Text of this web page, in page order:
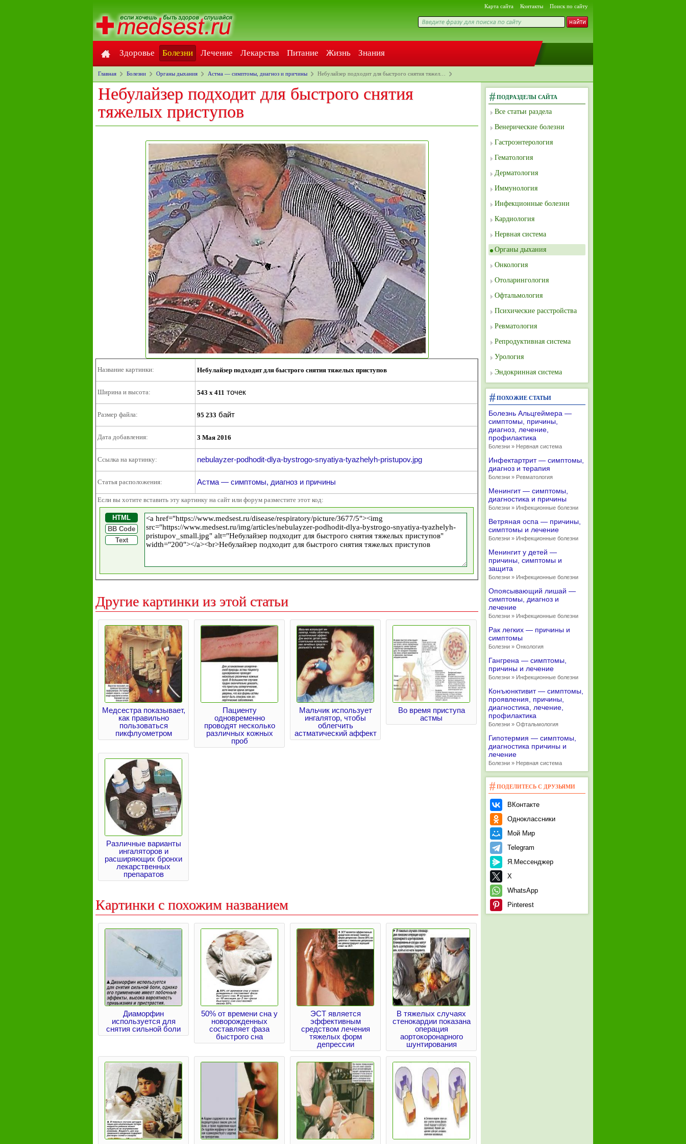
Карта сайта Контакты Поиск по сайту
Здоровье Болезни Лечение Лекарства Питание Жизнь Знания
Главная Болезни Органы дыхания Астма — симптомы, диагноз и причины Небулайзер подходит для быстрого снятия тяжел…
Небулайзер подходит для быстрого снятия
тяжелых приступов
Название картинки: Небулайзер подходит для быстрого снятия тяжелых приступов
Ширина и высота: 543 x 411 точек
Размер файла: 95 233 байт
Дата добавления: 3 Мая 2016
Ссылка на картинку: nebulayzer-podhodit-dlya-bystrogo-snyatiya-tyazhelyh-pristupov.jpg
Статья расположения: Астма — симптомы, диагноз и причины
Если вы хотите вставить эту картинку на сайт или форум разместите этот код:
HTML
BB Code
Text
Другие картинки из этой статьи
Медсестра показывает,
как правильно
пользоваться
пикфлуометром
Пациенту
одновременно
проводят несколько
различных кожных
проб
Мальчик использует
ингалятор, чтобы
облегчить
астматический аффект
Во время приступа
астмы
Различные варианты
ингаляторов и
расширяющих бронхи
лекарственных
препаратов
Картинки с похожим названием
Диаморфин
используется для
снятия сильной боли
50% от времени сна у
новорожденных
составляет фаза
быстрого сна
ЭСТ является
эффективным
средством лечения
тяжелых форм
депрессии
В тяжелых случаях
стенокардии показана
операция
аортокоронарного
шунтирования
ПОДРАЗДЕЛЫ САЙТА
Все статьи раздела
Венерические болезни
Гастроэнтерология
Гематология
Дерматология
Иммунология
Инфекционные болезни
Кардиология
Нервная система
Органы дыхания
Онкология
Отоларингология
Офтальмология
Психические расстройства
Ревматология
Репродуктивная система
Урология
Эндокринная система
ПОХОЖИЕ СТАТЬИ
Болезнь Альцгеймера —
симптомы, причины,
диагноз, лечение,
профилактика
Болезни » Нервная система
Инфектартрит — симптомы,
диагноз и терапия
Болезни » Ревматология
Менингит — симптомы,
диагностика и причины
Болезни » Инфекционные болезни
Ветряная оспа — причины,
симптомы и лечение
Болезни » Инфекционные болезни
Менингит у детей —
причины, симптомы и
защита
Болезни » Инфекционные болезни
Опоясывающий лишай —
симптомы, диагноз и
лечение
Болезни » Инфекционные болезни
Рак легких — причины и
симптомы
Болезни » Онкология
Гангрена — симптомы,
причины и лечение
Болезни » Инфекционные болезни
Конъюнктивит — симптомы,
проявления, причины,
диагностика, лечение,
профилактика
Болезни » Офтальмология
Гипотермия — симптомы,
диагностика причины и
лечение
Болезни » Нервная система
ПОДЕЛИТЕСЬ С ДРУЗЬЯМИ
ВКонтакте
Одноклассники
Мой Мир
Telegram
Я.Мессенджер
X
WhatsApp
Pinterest